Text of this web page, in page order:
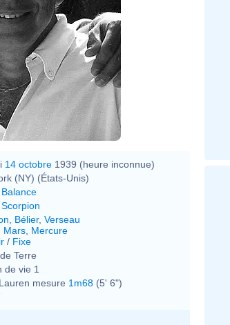
14 octobre 1939 (heure inconnue)
(NY) (États-Unis)
Bélier, Verseau
Mars Mercure
/ Fixe
Terre
de vie 1
mesure 1m68 (5' 6")